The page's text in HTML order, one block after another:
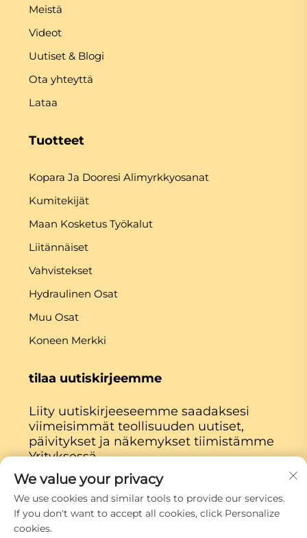
Meistä
Videot
Uutiset & Blogi
Ota yhteyttä
Lataa
Tuotteet
Kopara Ja Dooresi Alimyrkkyosanat
Kumitekijät
Maan Kosketus Työkalut
Liitännäiset
Vahvistekset
Hydraulinen Osat
Muu Osat
Koneen Merkki
tilaa uutiskirjeemme
Liity uutiskirjeeseemme saadaksesi
viimeisimmät teollisuuden uutiset,
päivitykset ja näkemykset tiimistämme
Yrityksessä.
Tilaa
We value your privacy
We use cookies and similar tools to provide our services.
If you don't want to accept all cookies, click Personalize
cookies.